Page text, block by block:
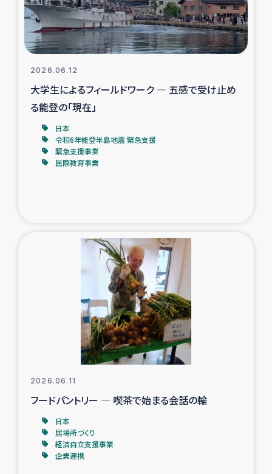
漁業復興支援
インターン・ボランティア日誌
ガザ空爆被災者への食料支援と農家生産支援
ガザ地区における被災住民への緊急支援
ガザ地区酪農を通した女性グループの生計支援
ふりかけ普及と食生活改善による栄養改善事業
フェアトレード事業
女性の生計向上を通じた子どもの栄養改善事業
2026.06.12
大学生によるフィールドワーク ― 五感で受け止め
る能登の「現在」
日本
令和6年能登半島地震 緊急支援
緊急支援事業
民際教育事業
2026.06.11
フードパントリー ― 喫茶で始まる会話の輪
日本
居場所づくり
経済自立支援事業
企業連携